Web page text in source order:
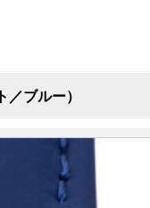
ブルー）